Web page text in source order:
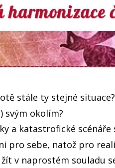
stále ty stejné situace?
svým okolím?
a katastrofické scénáře
pro sebe, natož pro
v naprostém souladu